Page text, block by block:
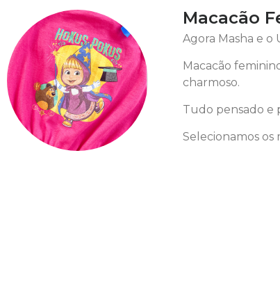
Macacão
Agora Masha e o
Macacão
charmoso.
Tudo pensado e
Selecionamos os